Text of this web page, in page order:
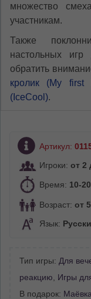
множество
участникам.
Также
настольных
обратить
кролик (My first
(IceCool).
Артикул:
Игроки: от 2
Время: 10-
Возраст: от
Язык:
Тип игры: Для
реакцию
Игры
В подарок: Маёвка